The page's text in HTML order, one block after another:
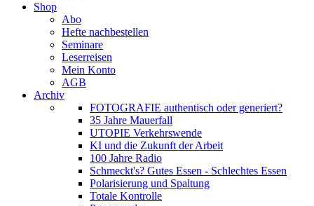
Shop
Abo
Hefte nachbestellen
Seminare
Leserreisen
Mein Konto
AGB
Archiv
FOTOGRAFIE authentisch oder generiert?
35 Jahre Mauerfall
UTOPIE Verkehrswende
KI und die Zukunft der Arbeit
100 Jahre Radio
Schmeckt's? Gutes Essen - Schlechtes Essen
Polarisierung und Spaltung
Totale Kontrolle